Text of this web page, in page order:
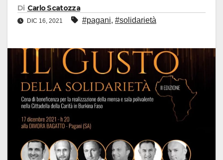
Di Carlo Scatozza
DIC 16, 2021 #pagani, #solidarietà